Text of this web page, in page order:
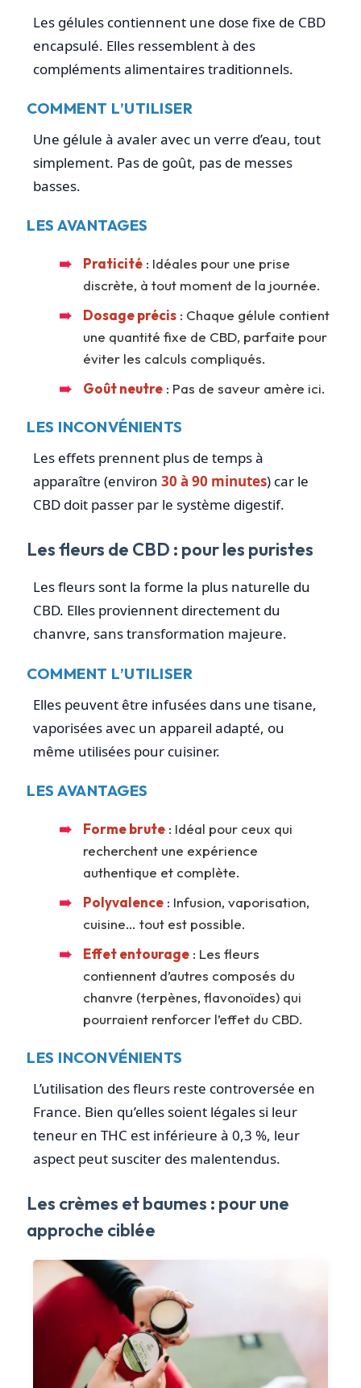
Les gélules contiennent une dose fixe de CBD
encapsulé. Elles ressemblent à des
compléments alimentaires traditionnels.
COMMENT L’UTILISER
Une gélule à avaler avec un verre d’eau, tout
simplement. Pas de goût, pas de messes
basses.
LES AVANTAGES
Praticité : Idéales pour une prise
discrète, à tout moment de la journée.
Dosage précis : Chaque gélule contient
une quantité fixe de CBD, parfaite pour
éviter les calculs compliqués.
Goût neutre : Pas de saveur amère ici.
LES INCONVÉNIENTS
Les effets prennent plus de temps à
apparaître (environ 30 à 90 minutes) car le
CBD doit passer par le système digestif.
Les fleurs de CBD : pour les puristes
Les fleurs sont la forme la plus naturelle du
CBD. Elles proviennent directement du
chanvre, sans transformation majeure.
COMMENT L’UTILISER
Elles peuvent être infusées dans une tisane,
vaporisées avec un appareil adapté, ou
même utilisées pour cuisiner.
LES AVANTAGES
Forme brute : Idéal pour ceux qui
recherchent une expérience
authentique et complète.
Polyvalence : Infusion, vaporisation,
cuisine… tout est possible.
Effet entourage : Les fleurs
contiennent d’autres composés du
chanvre (terpènes, flavonoïdes) qui
pourraient renforcer l’effet du CBD.
LES INCONVÉNIENTS
L’utilisation des fleurs reste controversée en
France. Bien qu’elles soient légales si leur
teneur en THC est inférieure à 0,3 %, leur
aspect peut susciter des malentendus.
Les crèmes et baumes : pour une
approche ciblée